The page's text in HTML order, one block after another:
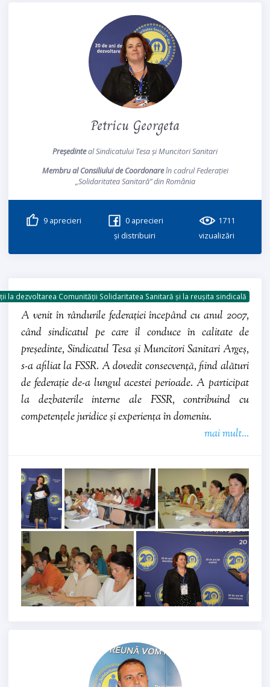
Petricu Georgeta
Președinteal Sindicatului Tesa și Muncitori Sanitari
Membru al Consiliului de Coordonareîn cadrul Federației
„Solidaritatea Sanitară” din România
9 aprecieri 0 aprecieri
și distribuiri
1711
vizualizări
la dezvoltarea Comunității Solidaritatea Sanitară și la reușita sindicală
A venit în rândurile federației începând cu anul 2007,
când sindicatul pe care îl conduce în calitate de
președinte, Sindicatul Tesa și Muncitori Sanitari Argeș,
s-a afiliat la FSSR. A dovedit consecvență, fiind alături
de federație de-a lungul acestei perioade. A participat
la dezbaterile interne ale FSSR, contribuind cu
competențele juridice și experiența în domeniu.
mai mult...